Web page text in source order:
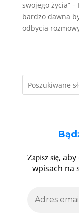
swojego życia”
bardzo dawna
odbycia
Zapisz się,
wpisach na